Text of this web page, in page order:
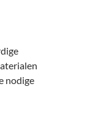
nodige